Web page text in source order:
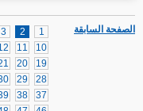
1
2
3
10
11
19
20
28
29
37
38
الصفحة السابقة